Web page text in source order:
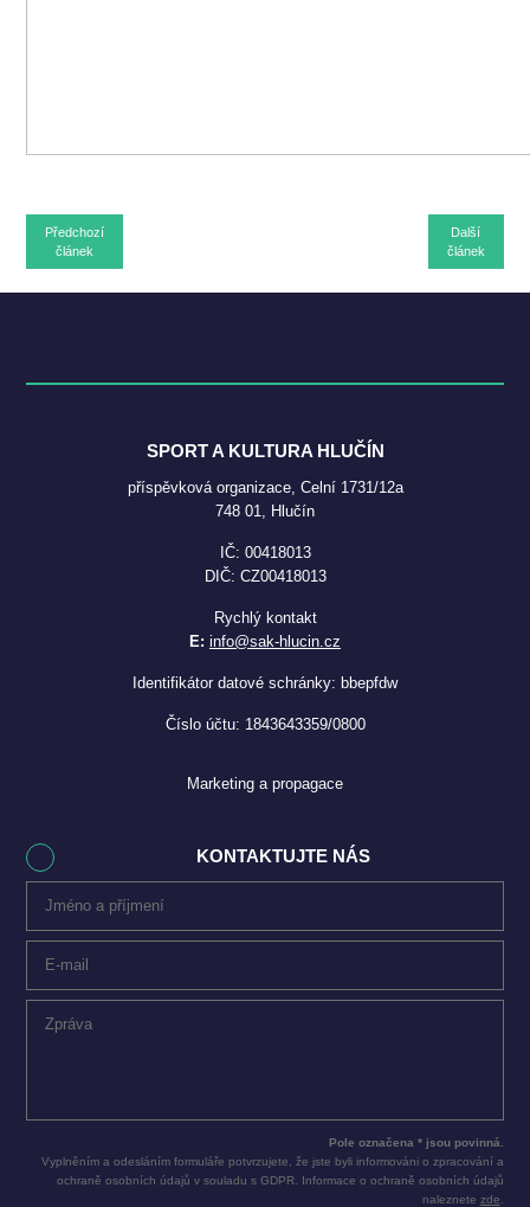
Další
článek
Předchozí
článek
SPORT A KULTURA HLUČÍN
příspěvková organizace, Celní 1731/12a
748 01, Hlučín
IČ: 00418013
DIČ: CZ00418013
Rychlý kontakt
E: info@sak-hlucin.cz
Identifikátor datové schránky: bbepfdw
Číslo účtu: 1843643359/0800
Marketing a propagace
KONTAKTUJTE NÁS
Pole označena * jsou povinná.
Vyplněním a odesláním formuláře potvrzujete, že jste byli informováni o zpracování a
ochraně osobních údajů v souladu s GDPR. Informace o ochraně osobních údajů
naleznete zde